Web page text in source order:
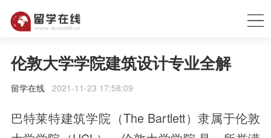
伦敦大学学院建筑设计专业全解
留学在线2021-11-23 17:58:09
巴特莱特建筑学院（The Bartlett）隶属于伦敦